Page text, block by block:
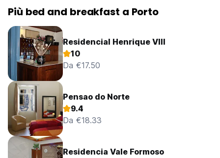
Più bed and breakfast a Porto
Residencial Henrique VIII
10
Da €17.50
Pensao do Norte
9.4
Da €18.33
Residencia Vale Formoso